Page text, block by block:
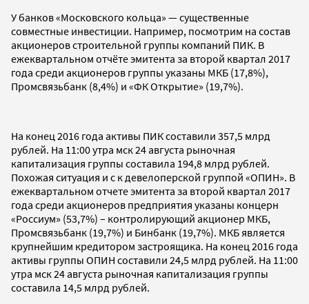
У банков «Московского кольца» — существенные
совместные инвестиции. Например, посмотрим на состав
акционеров строительной группы компаний ПИК. В
ежеквартальном отчёте эмитента за второй квартал 2017
года среди акционеров группы указаны МКБ (17,8%),
Промсвязьбанк (8,4%) и «ФК Открытие» (19,7%).
На конец 2016 года активы ПИК составили 357,5 млрд
рублей. На 11:00 утра мск 24 августа рыночная
капитализация группы составила 194,8 млрд рублей.
Похожая ситуация и с к девелоперской группой «ОПИН». В
ежеквартальном отчете эмитента за второй квартал 2017
года среди акционеров предприятия указаны концерн
«Россиум» (53,7%) – контролирующий акционер МКБ,
Промсвязьбанк (19,7%) и Бинбанк (19,7%). МКБ является
крупнейшим кредитором застроящика. На конец 2016 года
активы группы ОПИН составили 24,5 млрд рублей. На 11:00
утра мск 24 августа рыночная капитализация группы
составила 14,5 млрд рублей.